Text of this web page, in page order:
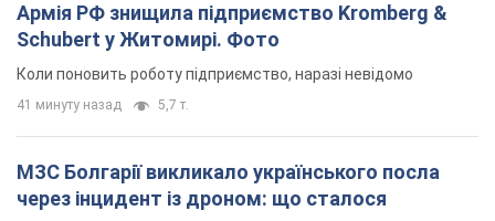
Армія РФ знищила підприємство Kromberg &
Schubert у Житомирі. Фото
Коли поновить роботу підприємство, наразі невідомо
41 минуту назад 5,7 т.
МЗС Болгарії викликало українського посла
через інцидент із дроном: що сталося